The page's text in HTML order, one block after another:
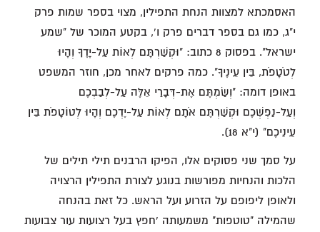
האסמכתא למצוות הנחת התפילין, מצוי בספר שמות פרק
י"ג, כמו גם בספר דברים פרק ו', בקטע המוכר של "שמע
ישראל". בפסוק 8 כתוב: "וּקְשַׁרְתָּם לְאוֹת עַל-יָדֶךָ וְהָיוּ
לְטֹטָפֹת, בֵּין עֵינֶיךָ". כמה פרקים לאחר מכן, חוזר המשפט
באופן דומה: "וְשַׂמְתֶּם אֶת-דְּבָרַי אֵלֶּה עַל-לְבַבְכֶם
וְעַל-נַפְשְׁכֶם וּקְשַׁרְתֶּם אֹתָם לְאוֹת עַל-יֶדְכֶם וְהָיוּ לְטוֹטָפֹת בֵּין
עֵינֵיכֶם" (י"א 18).
על סמך שני פסוקים אלו, הפיקו הרבנים תילי תילים של
הלכות והנחיות מפורשות בנוגע לצורת התפילין הרצויה
ולאופן ליפופם על הזרוע ועל הראש. כל זאת בהנחה
שהמילה "טוטפות" משמעותה 'חפץ בעל רצועות עור צבועות